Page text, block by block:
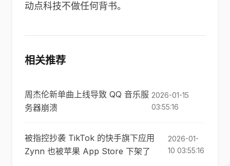
动点科技不做任何背书。
相关推荐
周杰伦新单曲上线导致 QQ 音乐服
务器崩溃
2026-01-15
03:55:16
被指控抄袭 TikTok 的快手旗下应用
Zynn 也被苹果 App Store 下架了
2026-01-
10 03:55:16